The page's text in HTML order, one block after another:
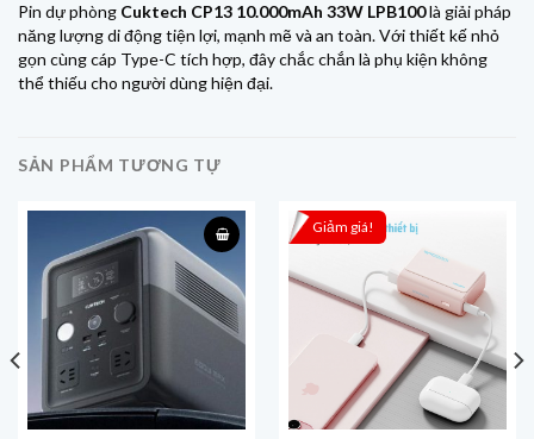
Pin dự phòng Cuktech CP13 10.000mAh 33W LPB100là giải pháp
năng lượng di động tiện lợi, mạnh mẽ và an toàn. Với thiết kế nhỏ
gọn cùng cáp Type-C tích hợp, đây chắc chắn là phụ kiện không
thể thiếu cho người dùng hiện đại.
SẢN PHẨM TƯƠNG TỰ
Giảm giá!